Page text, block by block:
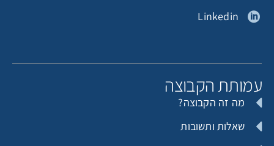
תורם אנונימי
Linkedin
הקבוצה
מה זה הקבוצה?
שאלות ותשובות